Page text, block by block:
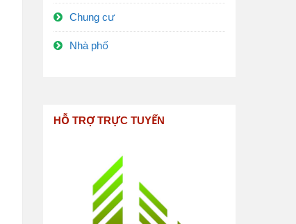
Chung cư
Nhà phố
HỖ TRỢ TRỰC TUYẾN